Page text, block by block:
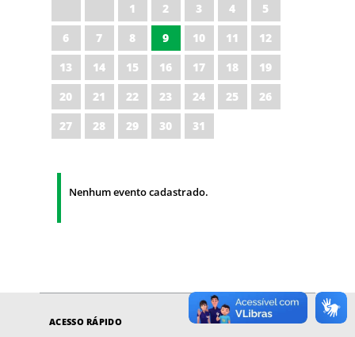
1 2 3 4
5
6
7 8 9 10 11
12
13
14 15 16 17 18
19
20
21 22 23 24 25
26
27
28 29 30 31
Nenhum evento cadastrado.
ACESSO RÁPIDO